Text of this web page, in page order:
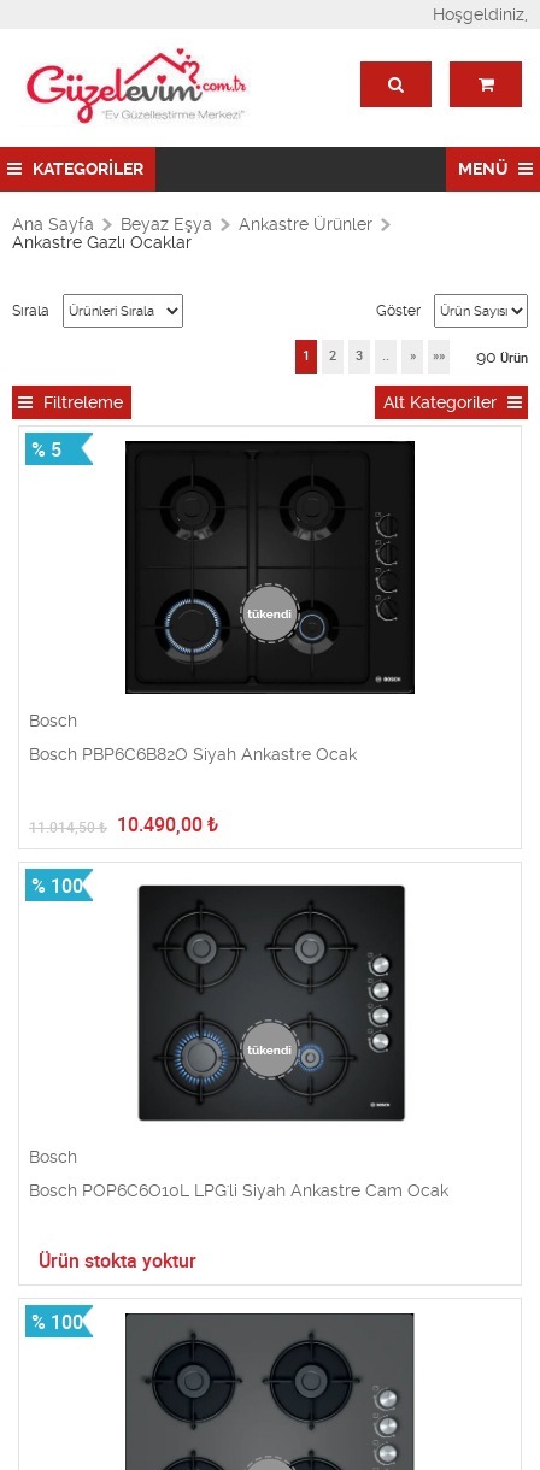
Hoşgeldiniz,
KATEGORİLER MENÜ
Ana Sayfa Beyaz Eşya
Ankastre Ürünler
Ankastre Gazlı Ocaklar
Sırala Göster
90 Ürün
1 2 3 .. » »»
Filtreleme Alt Kategoriler
% 5
Bosch
Bosch PBP6C6B82O Siyah Ankastre Ocak
11.014,50₺ 10.490,00 ₺
% 100
Bosch
Bosch POP6C6O10L LPG'li Siyah Ankastre Cam Ocak
Ürün stokta yoktur
% 100